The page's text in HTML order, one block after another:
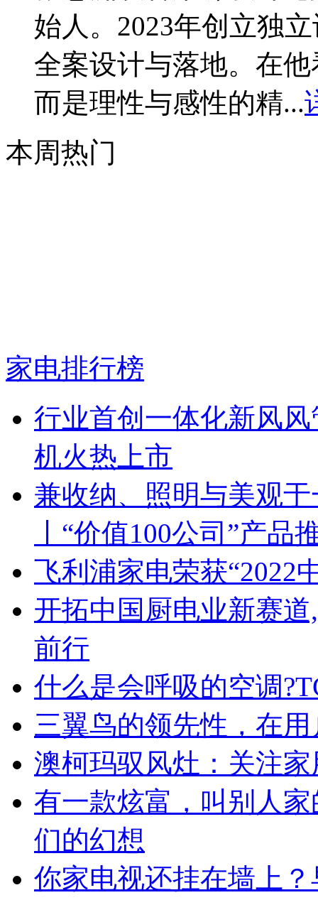
始人。2023年创立独
全案设计与落地。在
而是理性与感性的精...
本周热门
家电排行榜
行业首创一体化新风
机火热上市
兼收纳、照明与美观
丨“价值100公司”产品
飞利浦家电荣获“2022
开拓中国厨电业新赛
前行
什么是会呼吸的空调
三翼鸟的领先性，在
澳柯玛驭风灶：关注
有一款炫富，叫别人
们的幻想
你家电视还挂在墙上